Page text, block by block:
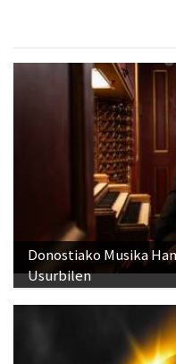
Donostiako Musika
Usurbilen